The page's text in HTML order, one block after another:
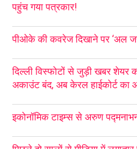
पहुंच गया पत्रकार!
पीओके की कवरेज दिखाने पर ‘अल
दिल्ली विस्फोटों से जुड़ी खबर
अकाउंट बंद, अब केरल हाईकोर्ट का
इकोनॉमिक टाइम्स से अरुण